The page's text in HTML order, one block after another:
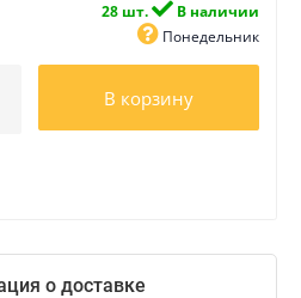
28 шт.
В наличии
Понедельник
В корзину
о доставке